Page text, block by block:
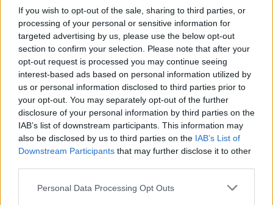
If you wish to opt-out of the sale, sharing to third parties, or
processing of your personal or sensitive information for
targeted advertising by us, please use the below opt-out
section to confirm your selection. Please note that after your
opt-out request is processed you may continue seeing
interest-based ads based on personal information utilized by
us or personal information disclosed to third parties prior to
your opt-out. You may separately opt-out of the further
disclosure of your personal information by third parties on the
IAB’s list of downstream participants. This information may
also be disclosed by us to third parties on the IAB’s List of
Downstream Participants that may further disclose it to other
Please note that this website/app uses one or more Google
Personal Data Processing Opt Outs
Άγριοπεριστατικό ξυλοδαρμούσημειώθηκε
στηΛάρισα, όπου ένας 16χρονος
ξυλοκοπήθηκε άγρια από τρεις νεαρούς,
ηλικίας από 19 έως 22 ετών, σε κεντρική
πλατεία της πόλης.
ΔΙΑΒΑΣΤΕ ΕΠΙΣΗΣ
Ελλάδα|06.11.2025 00:33
Βεντέτα στα Βορίζια: Βίντεο
ντοκουμέντο με συγγενή του